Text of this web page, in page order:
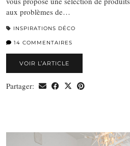
aux problèmes de…
INSPIRATIONS DÉCO
14 COMMENTAIRES
VOIR L’ARTICLE
Partager: